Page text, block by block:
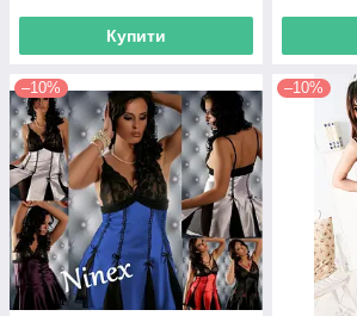
Купити
–10% –10%